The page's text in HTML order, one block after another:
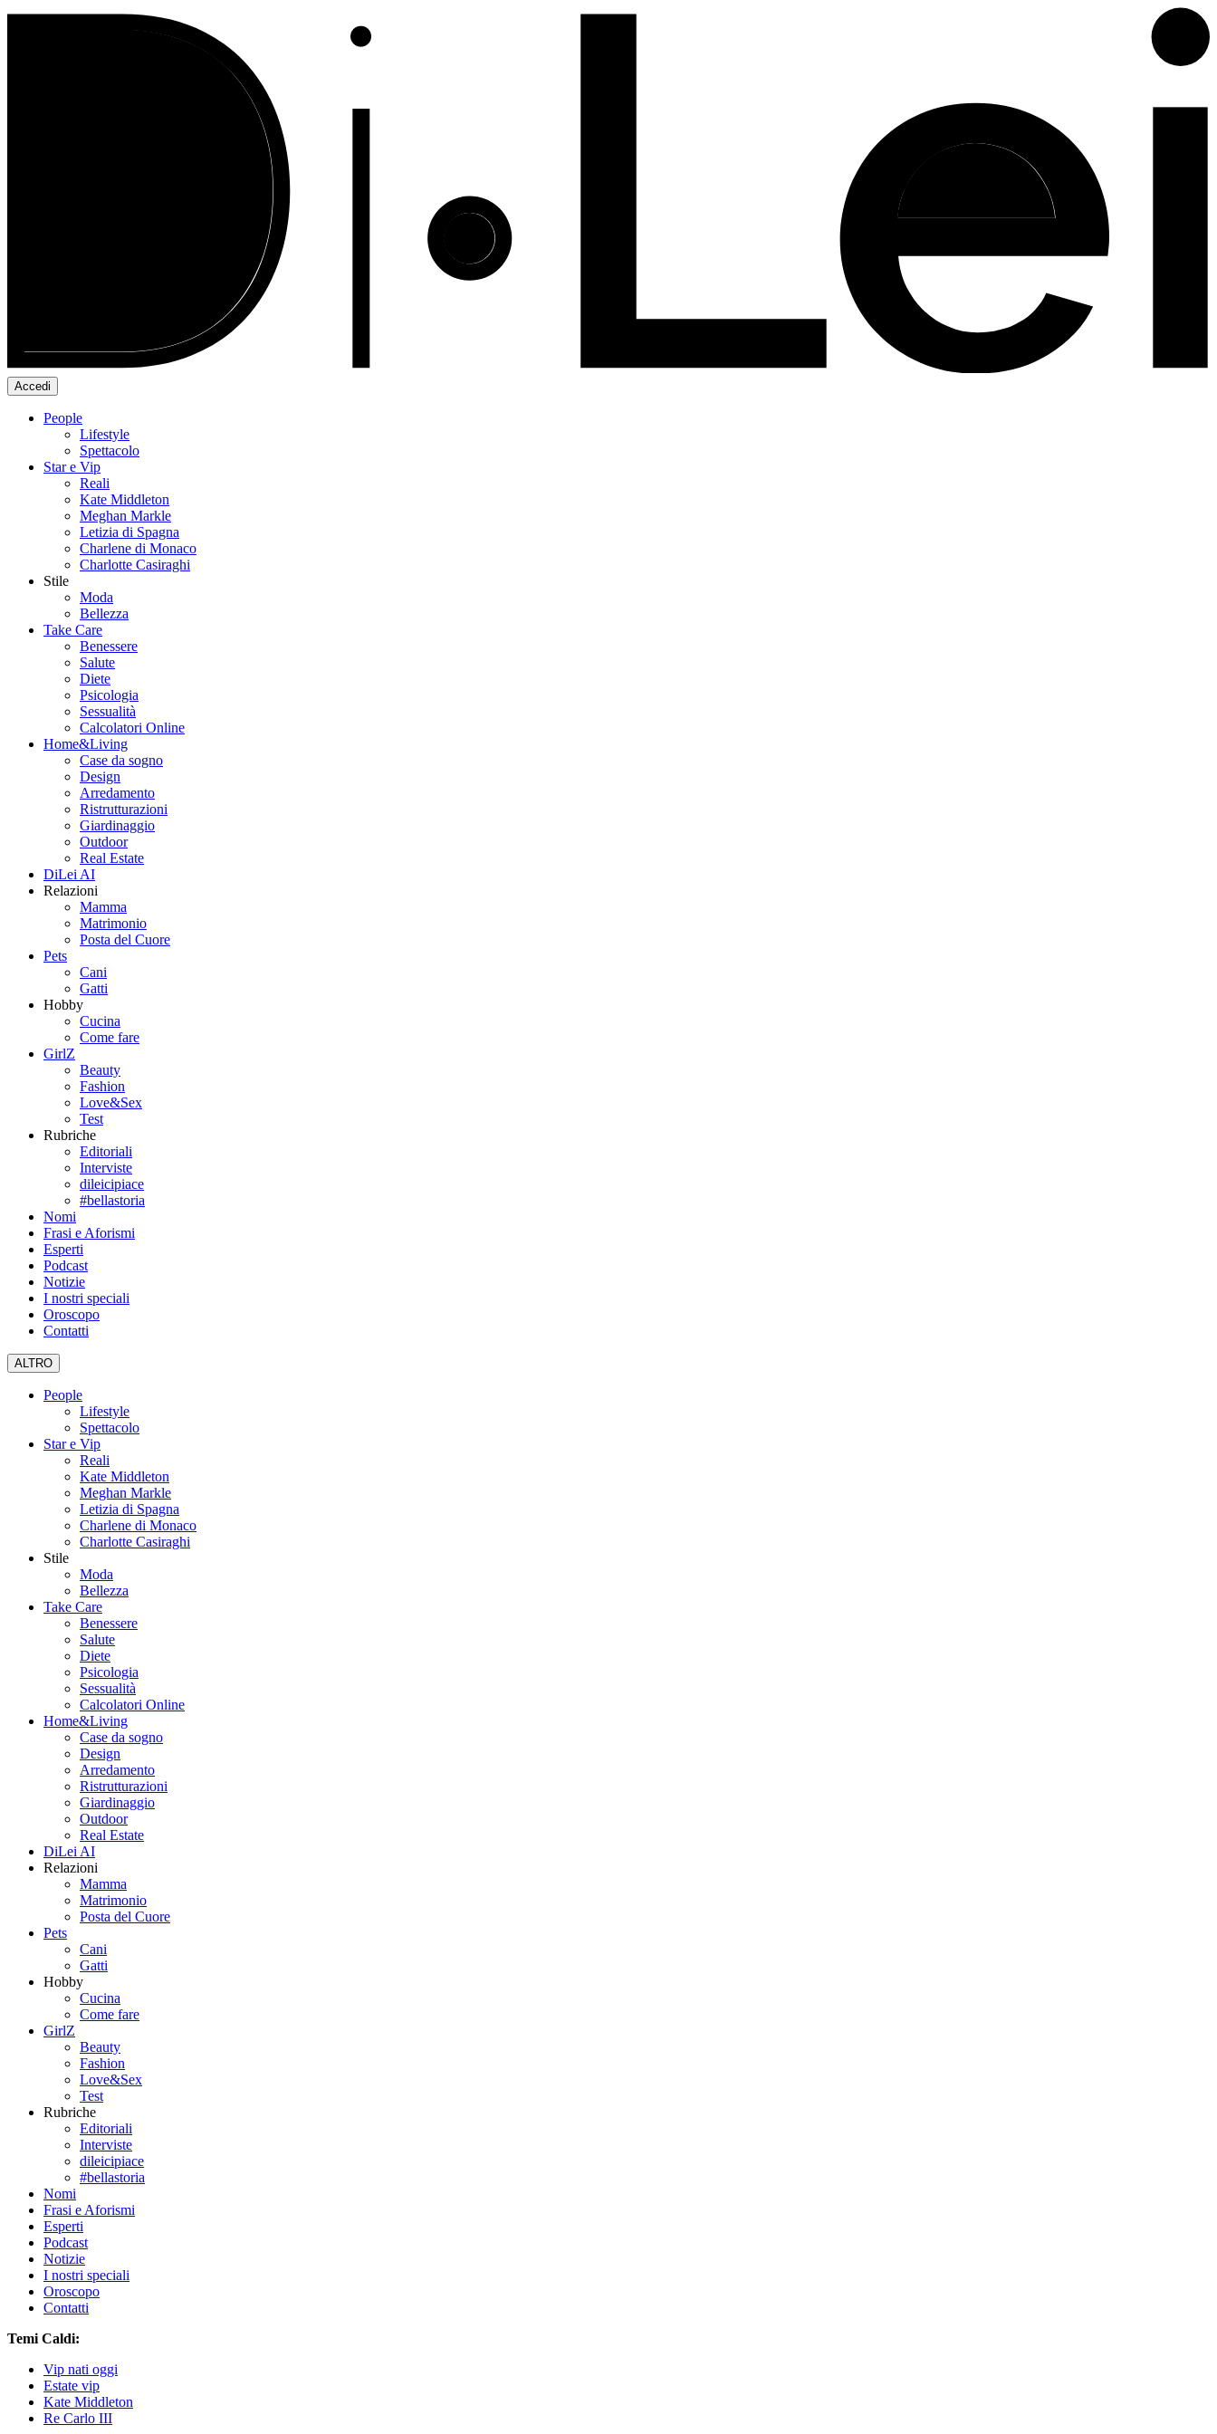
Accedi
People
Lifestyle
Spettacolo
Star e Vip
Reali
Kate Middleton
Meghan Markle
Letizia di Spagna
Charlene di Monaco
Charlotte Casiraghi
Stile
Moda
Bellezza
Take Care
Benessere
Salute
Diete
Psicologia
Sessualità
Calcolatori Online
Home&Living
Case da sogno
Design
Arredamento
Ristrutturazioni
Giardinaggio
Outdoor
Real Estate
DiLei AI
Relazioni
Mamma
Matrimonio
Posta del Cuore
Pets
Cani
Gatti
Hobby
Cucina
Come fare
GirlZ
Beauty
Fashion
Love&Sex
Test
Rubriche
Editoriali
Interviste
dileicipiace
#bellastoria
Nomi
Frasi e Aforismi
Esperti
Podcast
Notizie
I nostri speciali
Oroscopo
Contatti
ALTRO
People
Lifestyle
Spettacolo
Star e Vip
Reali
Kate Middleton
Meghan Markle
Letizia di Spagna
Charlene di Monaco
Charlotte Casiraghi
Stile
Moda
Bellezza
Take Care
Benessere
Salute
Diete
Psicologia
Sessualità
Calcolatori Online
Home&Living
Case da sogno
Design
Arredamento
Ristrutturazioni
Giardinaggio
Outdoor
Real Estate
DiLei AI
Relazioni
Mamma
Matrimonio
Posta del Cuore
Pets
Cani
Gatti
Hobby
Cucina
Come fare
GirlZ
Beauty
Fashion
Love&Sex
Test
Rubriche
Editoriali
Interviste
dileicipiace
#bellastoria
Nomi
Frasi e Aforismi
Esperti
Podcast
Notizie
I nostri speciali
Oroscopo
Contatti
Temi Caldi:
Vip nati oggi
Estate vip
Kate Middleton
Re Carlo III